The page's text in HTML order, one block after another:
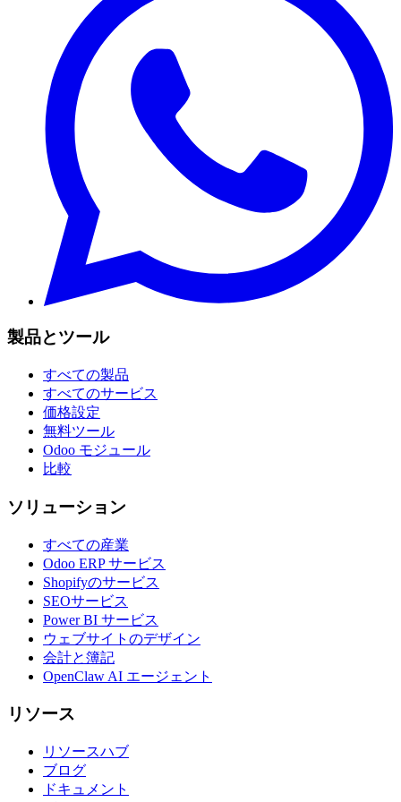
製品とツール
すべての製品
すべてのサービス
価格設定
無料ツール
Odoo モジュール
比較
ソリューション
すべての産業
Odoo ERP サービス
Shopifyのサービス
SEOサービス
Power BI サービス
ウェブサイトのデザイン
会計と簿記
OpenClaw AI エージェント
リソース
リソースハブ
ブログ
ドキュメント